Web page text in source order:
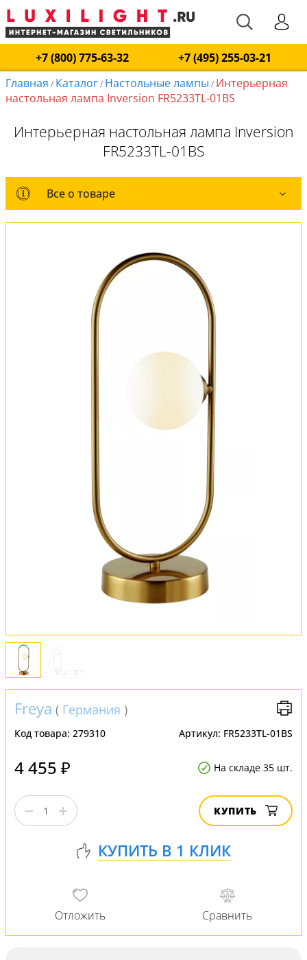
+7 (800) 775-63-32
+7 (495) 255-03-21
Главная / Каталог/ Настольные лампы / Интерьерная
настольная лампа Inversion FR5233TL-01BS
Интерьерная настольная лампа Inversion
FR5233TL-01BS
Все о товаре
Все о товаре
Комплект лампочек
Вся коллекция
Оплата и доставка
Обмен и возврат
Freya ( Германия )
Код товара: 279310 Артикул: FR5233TL-01BS
4 455 ₽ На складе 35 шт.
КУПИТЬ